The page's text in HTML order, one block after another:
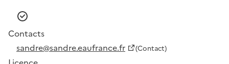
Contacts
sandre@sandre.eaufrance.fr
(Contact)